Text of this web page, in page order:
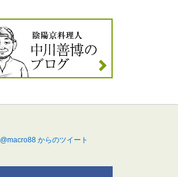
@macro88 からのツイート